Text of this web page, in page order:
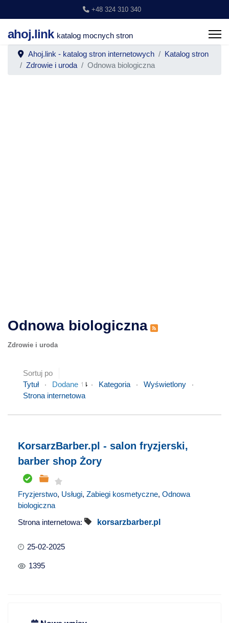
+48 324 310 340
ahoj.link katalog mocnych stron
Ahoj.link - katalog stron internetowych
Katalog stron
Zdrowie i uroda
Odnowa biologiczna
Odnowa biologiczna
Zdrowie i uroda
Sortuj po
Tytuł
Dodane Kategoria
Wyświetlony
Strona internetowa
KorsarzBarber.pl - salon fryzjerski,
barber shop Żory
Fryzjerstwo, Usługi, Zabiegi kosmetyczne, Odnowa
biologiczna
Strona internetowa:
korsarzbarber.pl
25-02-2025
1395